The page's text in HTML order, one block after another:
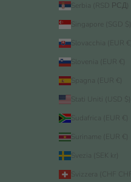
Serbia (RSD РСД)
Singapore (SGD $)
Slovacchia (EUR €)
Slovenia (EUR €)
Spagna (EUR €)
Stati Uniti (USD $)
Sudafrica (EUR €)
Suriname (EUR €)
Svezia (SEK kr)
Svizzera (CHF CHF)